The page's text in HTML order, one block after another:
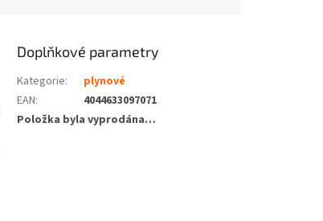
Doplňkové parametry
Kategorie:
plynové
EAN:
4044633097071
Položka byla vyprodána…